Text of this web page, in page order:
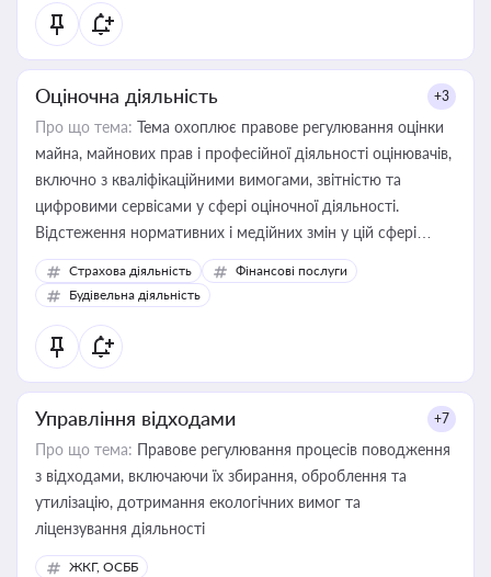
Оціночна діяльність +3
Про що тема: Тема охоплює правове регулювання оцінки
майна, майнових прав і професійної діяльності оцінювачів,
включно з кваліфікаційними вимогами, звітністю та
цифровими сервісами у сфері оціночної діяльності.
Відстеження нормативних і медійних змін у цій сфері
корисне для власника бізнесу, керівника, юриста або
бухгалтера під час оподаткування, приватизації, оренди
державного майна, корпоративних угод і перевірки
статусу суб'єктів оціночної діяльності
Страхова діяльність
Фінансові послуги
Будівельна діяльність
Управління відходами +7
Про що тема: Правове регулювання процесів поводження
з відходами, включаючи їх збирання, оброблення та
утилізацію, дотримання екологічних вимог та
ліцензування діяльності
ЖКГ, ОСББ